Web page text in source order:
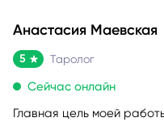
Анастасия Маевская
5 Таролог
Сейчас онлайн
Главная цель моей